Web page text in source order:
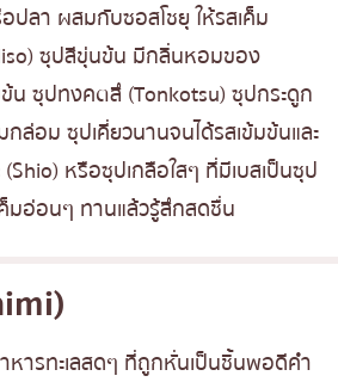
ปลา ผสมกับซอสโชยุ ให้รสเค็ม
ซุปสีขุ่นข้น มีกลิ่นหอมของ
ข้น ซุปทงคตสึ (Tonkotsu) ซุปกระดูก
ล่อม ซุปเคี่ยวนานจนได้รสเข้มข้นและ
หรือซุปเกลือใสๆ ที่มีเบสเป็นซุป
มอ่อนๆ ทานแล้วรู้สึกสดชื่น
ารทะเลสดๆ ที่ถูกหั่นเป็นชิ้นพอดีคำ